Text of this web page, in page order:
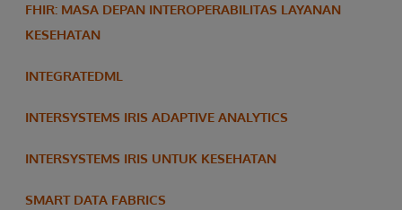
FHIR: MASA DEPAN INTEROPERABILITAS LAYANAN
KESEHATAN
INTEGRATEDML
INTERSYSTEMS IRIS ADAPTIVE ANALYTICS
INTERSYSTEMS IRIS UNTUK KESEHATAN
SMART DATA FABRICS